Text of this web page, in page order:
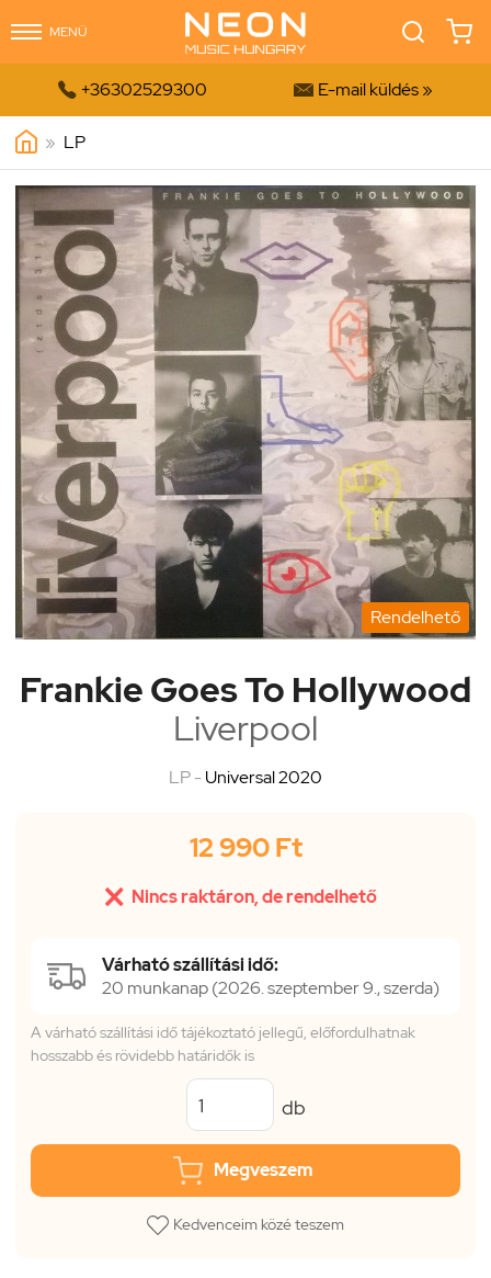
MENÜ
 +36302529300  E-mail küldés »
» LP
Rendelhető
Frankie Goes To Hollywood
Liverpool
LP -Universal 2020
12 990 Ft
 Nincs raktáron, de rendelhető
Várható szállítási idő:
20 munkanap (2026. szeptember 9., szerda)
A várható szállítási idő tájékoztató jellegű, előfordulhatnak
hosszabb és rövidebb határidők is
db
Megveszem
Kedvenceim közé teszem